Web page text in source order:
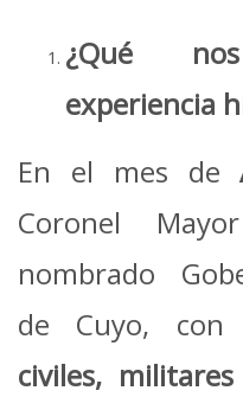
¿Qué
experiencia
En el mes de
Coronel
nombrado
de Cuyo, con
civiles,